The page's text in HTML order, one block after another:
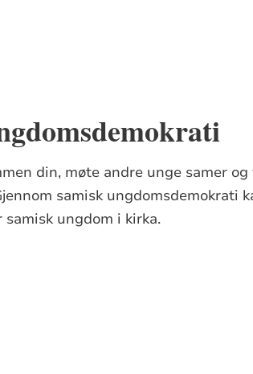
din, møte andre unge samer
samisk ungdomsdemokrati
ungdom i kirka.